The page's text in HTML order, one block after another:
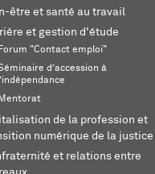
être et santé au travail
et gestion d'étude
Forum "Contact emploi"
d’accession à
Mentorat
de la profession et
numérique de la justice
et relations entre